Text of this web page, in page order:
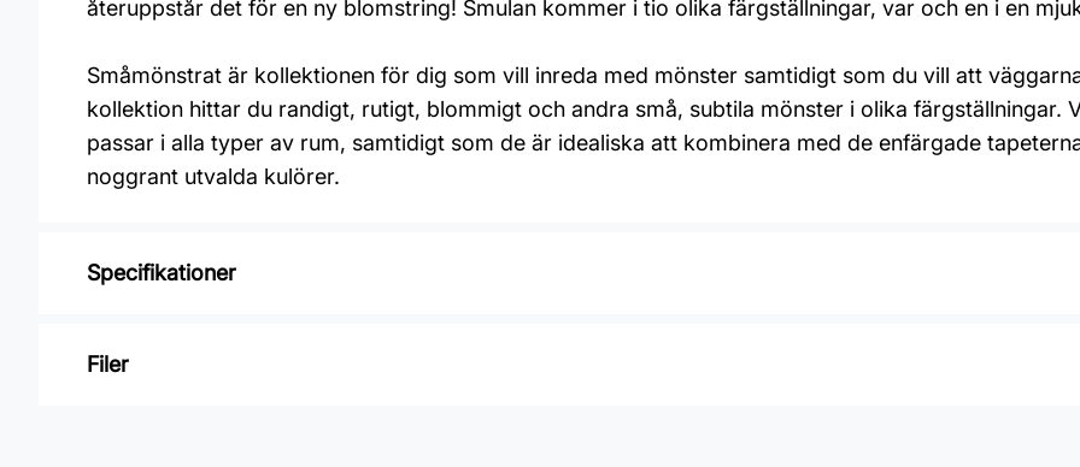
återuppstår det för en ny blomstring! Smulan kommer i tio olika färgställningar, var och en i en
Småmönstrat är kollektionen för dig som vill inreda med mönster samtidigt som du vill att
kollektion hittar du randigt, rutigt, blommigt och andra små, subtila mönster i olika färgställningar.
passar i alla typer av rum, samtidigt som de är idealiska att kombinera med de enfärgade
noggrant utvalda kulörer.
Specifikationer
Varumärke: Duro
Filer